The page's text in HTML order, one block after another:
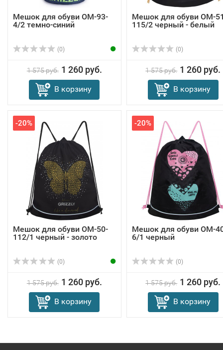
Мешок для обуви OM-93-
4/2 темно-синий
(0)
1 575 руб. 1 260 руб.
В корзину
Мешок для обуви OM-
115/2 черный - белый
(0)
1 575 руб. 1 260 руб.
В корзину
-20%
Мешок для обуви OM-50-
112/1 черный - золото
(0)
1 575 руб. 1 260 руб.
В корзину
-20%
Мешок для обуви OM-
6/1 черный
(0)
1 575 руб. 1 260 руб.
В корзину